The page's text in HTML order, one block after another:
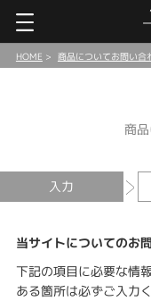
HOME 商品についてお問い合
商
入力
当サイトについてのお
下記の項目に必要な情
ある箇所は必ずご入力く